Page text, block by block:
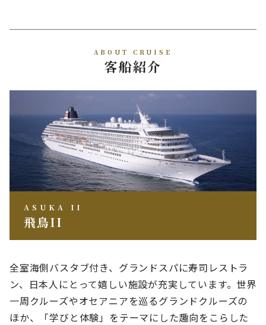
ABOUT CRUISE
客船紹介
ASUKA II
飛鳥II
全室海側バスタブ付き、グランドスパに寿司レストラ
ン、日本人にとって嬉しい施設が充実しています。世界
一周クルーズやオセアニアを巡るグランドクルーズの
ほか、「学びと体験」をテーマにした趣向をこらした